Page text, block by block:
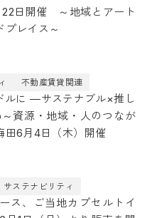
日開催 ～地域とアート
プレイス～
不動産賃貸関連
ルに ―サステナブル×推し
資源・地域・人のつなが
田6月4日（木）開催
サステナビリティ
ス、ご当地カプセルトイ